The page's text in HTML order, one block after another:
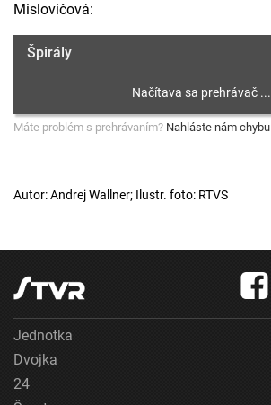
Mislovičová:
Špirály
Máte problém s prehrávaním? Nahláste nám chybu
Autor: Andrej Wallner; Ilustr. foto: RTVS
Jednotka
Dvojka
24